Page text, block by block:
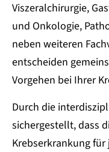
Viszeralchirurgie,
und Onkologie,
neben weiteren
entscheiden
Vorgehen bei Ihrer
Durch die
sichergestellt, dass
Krebserkrankung